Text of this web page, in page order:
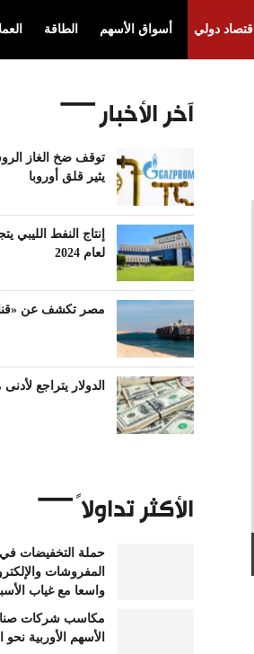
اقتصاد دولي أسواق الأسهم الطاقة
آخر الأخبار
توقف ضخ الغاز
يثير قلق أوروبا
إنتاج النفط الليبي
لعام 2024
مصر تكشف عن
الدولار يتراجع لأدنى
الأكثر تداولاً
حملة التخفيضات في
المفروشات
واسعا مع غياب
مكاسب شركات
الأسهم الأوربية نحو